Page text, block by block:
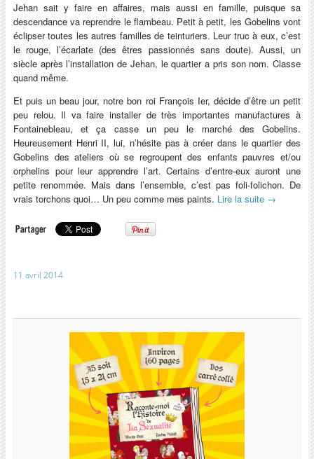
Jehan sait y faire en affaires, mais aussi en famille, puisque sa
descendance va reprendre le flambeau. Petit à petit, les Gobelins vont
éclipser toutes les autres familles de teinturiers. Leur truc à eux, c’est
le rouge, l’écarlate (des êtres passionnés sans doute). Aussi, un
siècle après l’installation de Jehan, le quartier a pris son nom. Classe
quand même.
Et puis un beau jour, notre bon roi François Ier, décide d’être un petit
peu relou. Il va faire installer de très importantes manufactures à
Fontainebleau, et ça casse un peu le marché des Gobelins.
Heureusement Henri II, lui, n’hésite pas à créer dans le quartier des
Gobelins des ateliers où se regroupent des enfants pauvres et/ou
orphelins pour leur apprendre l’art. Certains d’entre-eux auront une
petite renommée. Mais dans l’ensemble, c’est pas foli-folichon. De
vrais torchons quoi… Un peu comme mes paints. Lire la suite →
11 avril 2014